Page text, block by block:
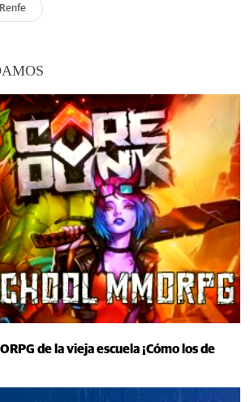
Renfe
de la vieja escuela ¡Cómo los de